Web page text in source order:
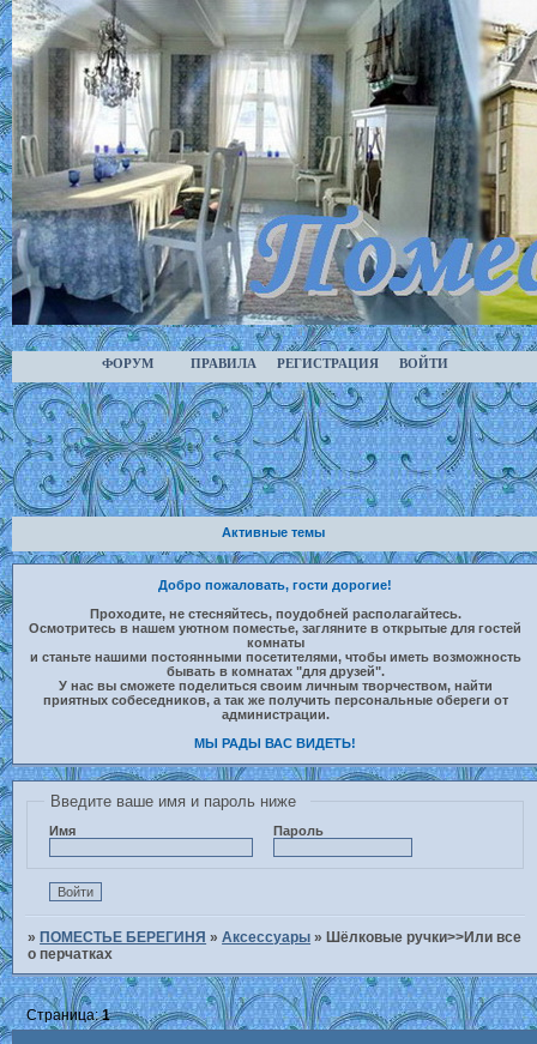
ФОРУМ ПРАВИЛА РЕГИСТРАЦИЯ ВОЙТИ
Активные темы
Добро пожаловать, гости дорогие!
Проходите, не стесняйтесь, поудобней располагайтесь.
Осмотритесь в нашем уютном поместье, загляните в открытые для гостей
комнаты
и станьте нашими постоянными посетителями, чтобы иметь возможность
бывать в комнатах "для друзей".
У нас вы сможете поделиться своим личным творчеством, найти
приятных собеседников, а так же получить персональные обереги от
администрации.
МЫ РАДЫ ВАС ВИДЕТЬ!
Введите ваше имя и пароль ниже
Имя Пароль
»ПОМЕСТЬЕ БЕРЕГИНЯ »Аксессуары »Шёлковые ручки>>Или все
о перчатках
Страница:1